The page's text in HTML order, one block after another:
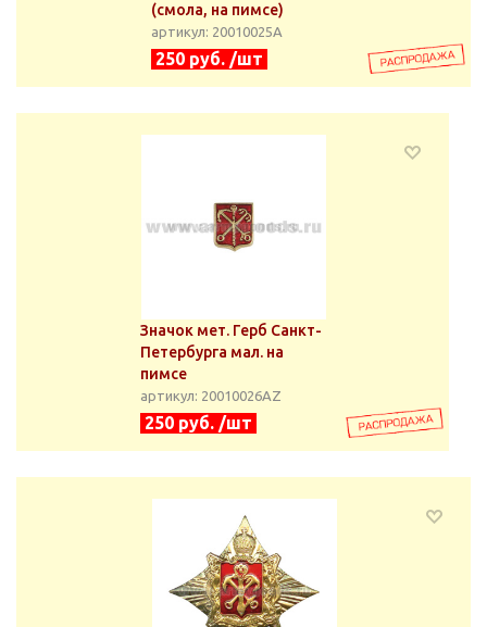
(смола, на пимсе)
артикул: 20010025А
250 руб. /шт
Значок мет. Герб Санкт-
Петербурга мал. на
пимсе
артикул: 20010026АZ
250 руб. /шт